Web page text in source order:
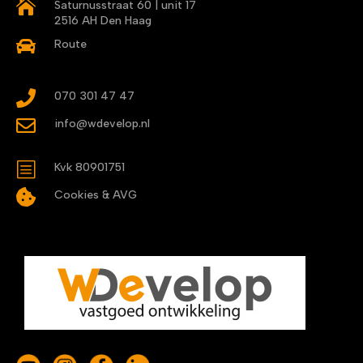

Saturnusstraat 60 | unit 17
2516 AH Den Haag
 Route
 070 301 47 47
 info@wdevelop.nl
b Kvk 80901751
 Cookies & AVG